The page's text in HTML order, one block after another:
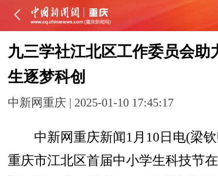
九三学社江北区工作委员会助
生逐梦科创
中新网重庆 | 2025-01-10 17:45:17
中新网重庆新闻1月10日电(梁钦
重庆市江北区首届中小学生科技节